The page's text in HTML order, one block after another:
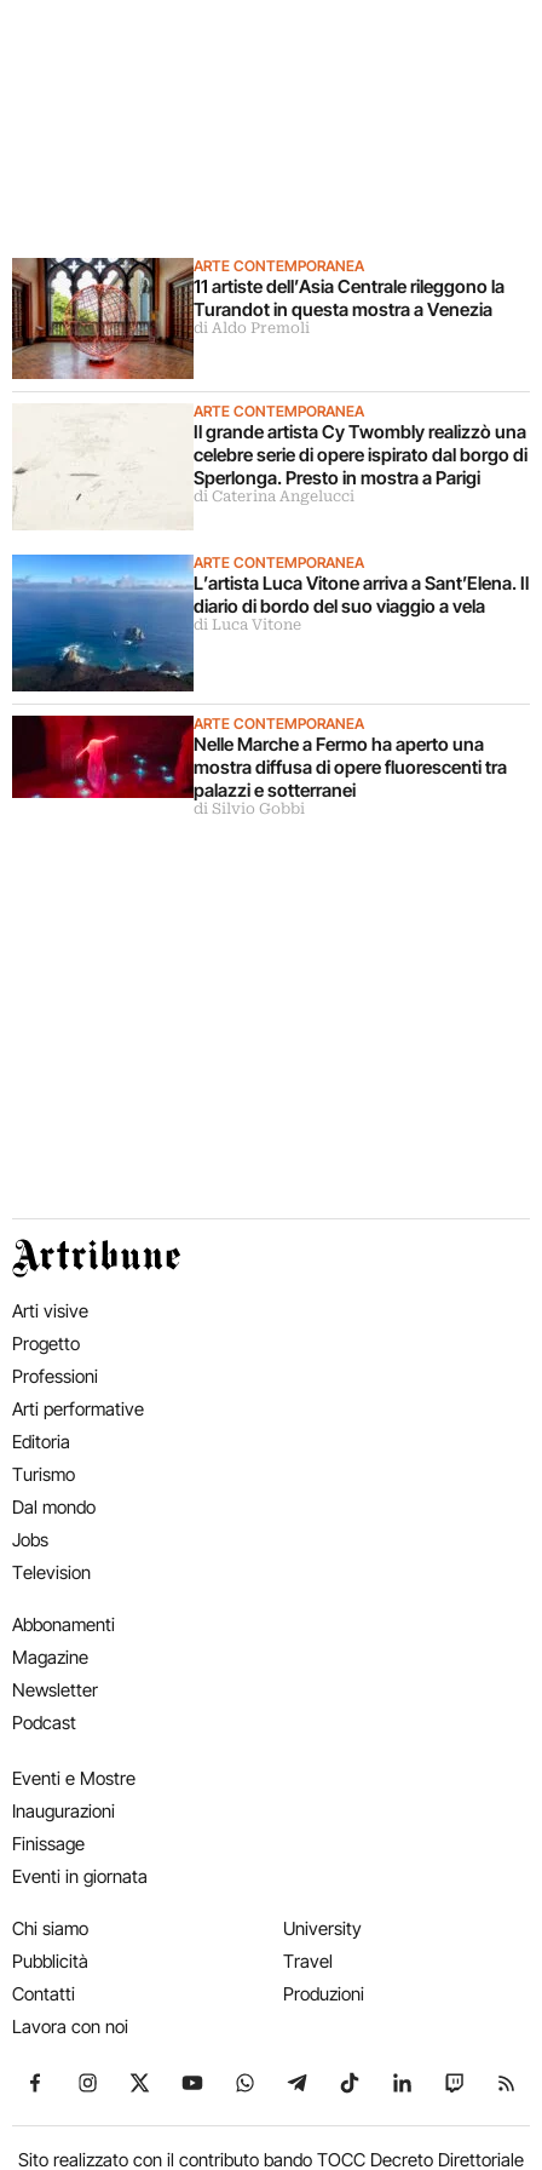
ARTE CONTEMPORANEA
11 artiste dell’Asia Centrale rileggono la
Turandot in questa mostra a Venezia
di Aldo Premoli
ARTE CONTEMPORANEA
Il grande artista Cy Twombly realizzò una
celebre serie di opere ispirato dal borgo di
Sperlonga. Presto in mostra a Parigi
di Caterina Angelucci
ARTE CONTEMPORANEA
L’artista Luca Vitone arriva a Sant’Elena. Il
diario di bordo del suo viaggio a vela
di Luca Vitone
ARTE CONTEMPORANEA
Nelle Marche a Fermo ha aperto una
mostra diffusa di opere fluorescenti tra
palazzi e sotterranei
di Silvio Gobbi
Artribune
Arti visive
Progetto
Professioni
Arti performative
Editoria
Turismo
Dal mondo
Jobs
Television
Abbonamenti
Magazine
Newsletter
Podcast
Eventi e Mostre
Inaugurazioni
Finissage
Eventi in giornata
Chi siamo
Pubblicità
Contatti
Lavora con noi
University
Travel
Produzioni
Seguici su Facebook
Seguici su Instagram
Seguici su X
Seguici su YouTube
Seguici su WhatsApp
Seguici su Telegram
Seguici su TikTok
Seguici su
Seguici
Sito realizzato con il contributo bando TOCC Decreto Direttoriale